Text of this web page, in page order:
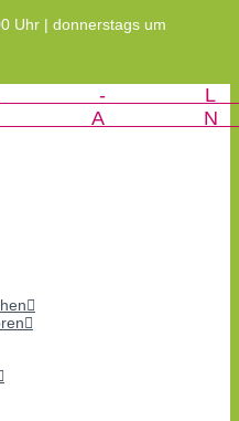
Uhr | donnerstags um